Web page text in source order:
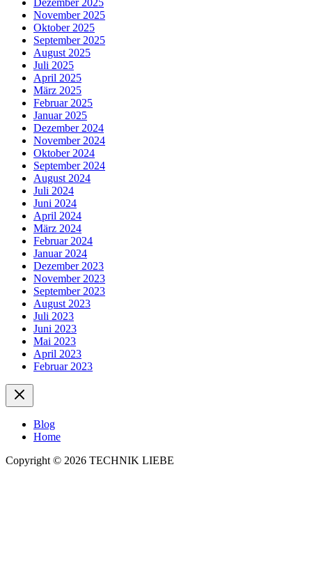
November 2025
Oktober 2025
September 2025
August 2025
Juli 2025
April 2025
März 2025
Februar 2025
Januar 2025
Dezember 2024
November 2024
Oktober 2024
September 2024
August 2024
Juli 2024
Juni 2024
April 2024
März 2024
Februar 2024
Januar 2024
Dezember 2023
November 2023
September 2023
August 2023
Juli 2023
Juni 2023
Mai 2023
April 2023
Februar 2023
Blog
Home
Copyright © 2026 TECHNIK LIEBE